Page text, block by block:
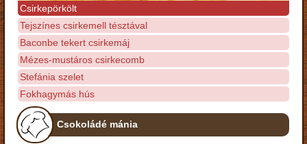
Csirkepörkölt
Tejszínes csirkemell tésztával
Baconbe tekert csirkemáj
Mézes-mustáros csirkecomb
Stefánia szelet
Fokhagymás hús
Csokoládé mánia